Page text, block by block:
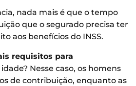
nada mais é que o tempo
que o segurado precisa ter
aos benefícios do INSS.
requisitos para
Nesse caso, os homens
de contribuição, enquanto as